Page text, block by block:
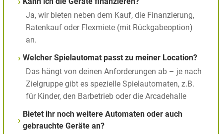
Ja, wir bieten neben dem Kauf, die Finanzierung,
Ratenkauf oder Flexmiete (mit Rückgabeoption)
an.
Welcher Spielautomat passt zu meiner Location?
Das hängt von deinen Anforderungen ab – je nach
Zielgruppe gibt es spezielle Spielautomaten, z.B.
für Kinder, den Barbetrieb oder die Arcadehalle
Bietet ihr noch weitere Automaten oder auch
gebrauchte Geräte an?